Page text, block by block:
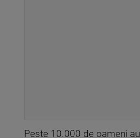
Peste 10.000 de oameni